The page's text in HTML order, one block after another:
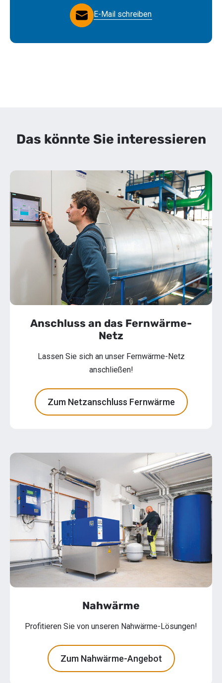
E-Mail schreiben
Das könnte Sie interessieren
Anschluss an das Fernwärme-
Netz
Lassen Sie sich an unser Fernwärme-Netz
anschließen!
Zum Netzanschluss Fernwärme
Nahwärme
Profitieren Sie von unseren Nahwärme-Lösungen!
Zum Nahwärme-Angebot